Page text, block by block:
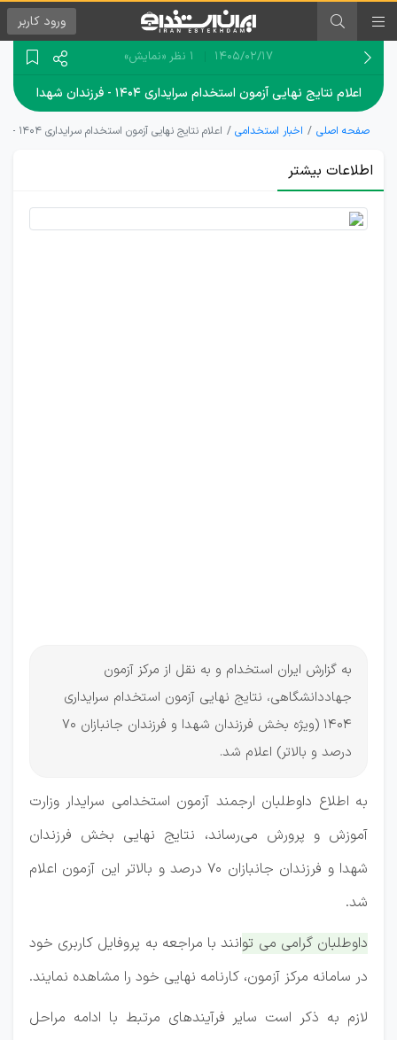
ورود کاربر
۱۴۰۵/۰۲/۱۷ 1 نظر «نمایش»
اعلام نتایج نهایی آزمون استخدام سرایداری ۱۴۰۴ - فرزندان شهدا
صفحه اصلی اخبار استخدامی اعلام نتایج نهایی آزمون استخدام سرایداری ۱۴۰۴ - فرزندان شهدا
اطلاعات بیشتر
نتایج
به گزارش ایران استخدام و به نقل از مرکز آزمون
جهاددانشگاهی، نتایج نهایی آزمون استخدام سرایداری
1404 (ویژه بخش فرزندان شهدا و فرزندان جانبازان 70
درصد و بالاتر) اعلام شد.
به اطلاع داوطلبان ارجمند آزمون استخدامی سرایدار وزارت
آموزش و پرورش می‌رساند، نتایج نهایی بخش فرزندان
شهدا و فرزندان جانبازان 70 درصد و بالاتر این آزمون اعلام
شد.
داوطلبان گرامی می توانند با مراجعه به پروفایل کاربری خود
در سامانه مرکز آزمون، کارنامه نهایی خود را مشاهده نمایند.
لازم به ذکر است سایر فرآیندهای مرتبط با ادامه مراحل